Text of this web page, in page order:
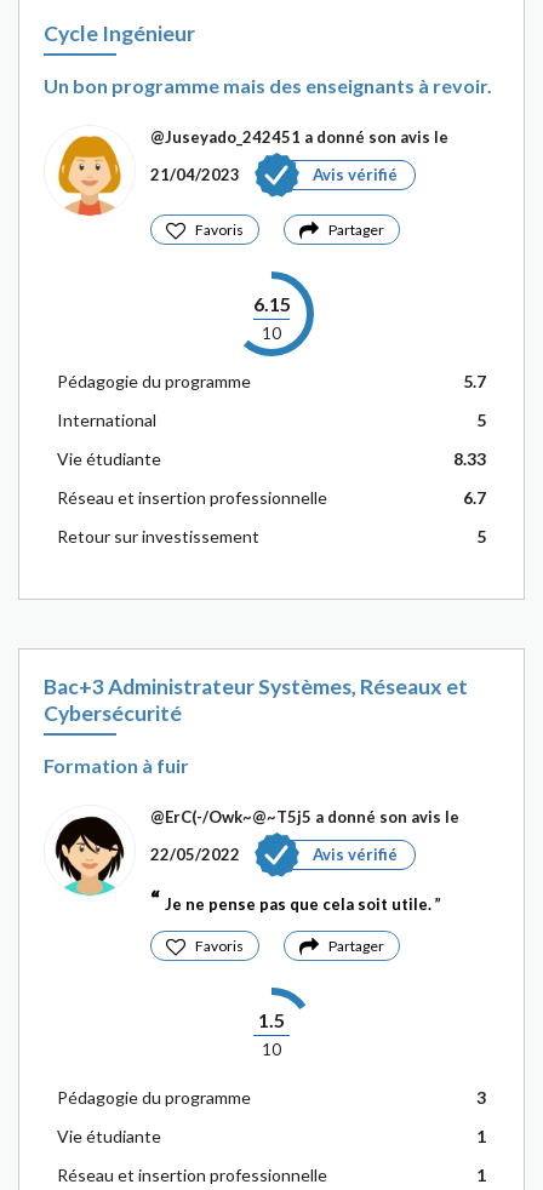
Cycle Ingénieur
Un bon programme mais des enseignants à revoir.
@Juseyado_242451 a donné son avis le
21/04/2023
Avis vérifié
Favoris Partager
6.15
10
Pédagogie du programme
5.7
International
5
Vie étudiante
8.33
Réseau et insertion professionnelle
6.7
Retour sur investissement
5
Bac+3 Administrateur Systèmes, Réseaux et
Cybersécurité
Formation à fuir
@ErC(-/Owk~@~T5j5 a donné son avis le
22/05/2022
Avis vérifié
Je ne pense pas que cela soit utile.
Favoris Partager
1.5
10
Pédagogie du programme
3
Vie étudiante
1
Réseau et insertion professionnelle
1